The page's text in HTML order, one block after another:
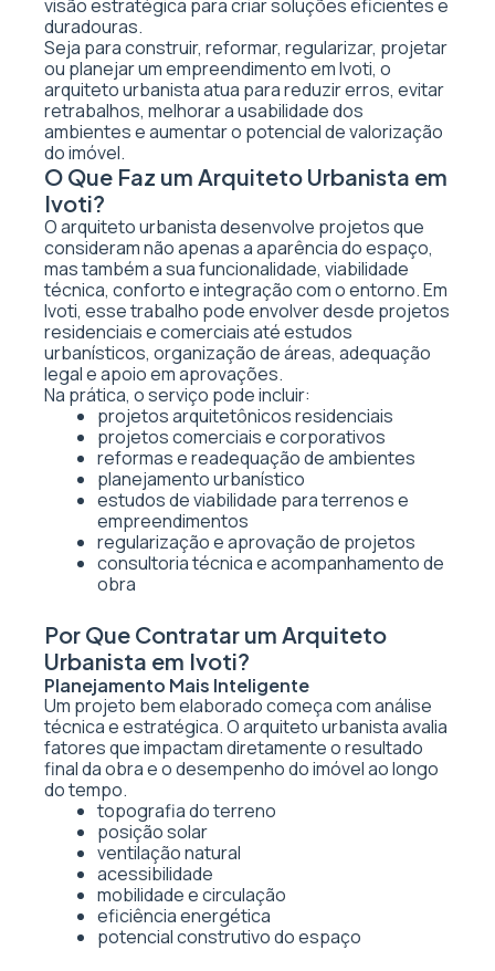
visão estratégica para criar soluções eficientes e
duradouras.
Seja para construir, reformar, regularizar, projetar
ou planejar um empreendimento em Ivoti, o
arquiteto urbanista atua para reduzir erros, evitar
retrabalhos, melhorar a usabilidade dos
ambientes e aumentar o potencial de valorização
do imóvel.
O Que Faz um Arquiteto Urbanista em
Ivoti?
O arquiteto urbanista desenvolve projetos que
consideram não apenas a aparência do espaço,
mas também a sua funcionalidade, viabilidade
técnica, conforto e integração com o entorno. Em
Ivoti, esse trabalho pode envolver desde projetos
residenciais e comerciais até estudos
urbanísticos, organização de áreas, adequação
legal e apoio em aprovações.
Na prática, o serviço pode incluir:
projetos arquitetônicos residenciais
projetos comerciais e corporativos
reformas e readequação de ambientes
planejamento urbanístico
estudos de viabilidade para terrenos e
empreendimentos
regularização e aprovação de projetos
consultoria técnica e acompanhamento de
obra
Por Que Contratar um Arquiteto
Urbanista em Ivoti?
Planejamento Mais Inteligente
Um projeto bem elaborado começa com análise
técnica e estratégica. O arquiteto urbanista avalia
fatores que impactam diretamente o resultado
final da obra e o desempenho do imóvel ao longo
do tempo.
topografia do terreno
posição solar
ventilação natural
acessibilidade
mobilidade e circulação
eficiência energética
potencial construtivo do espaço